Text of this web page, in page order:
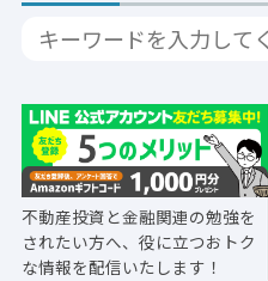
不動産投資と金融関連の勉強を
されたい方へ、役に立つおトク
な情報を配信いたします！